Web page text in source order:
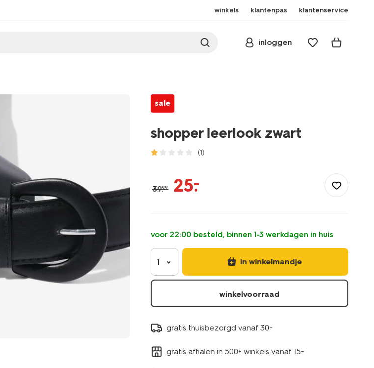
winkels klantenpas klantenservice
inloggen
sale
shopper leerlook zwart
(1)
zwart-
39.99 25.
–
voor 22:00 besteld, binnen 1-3 werkdagen in huis
1 in winkelmandje
winkelvoorraad
gratis thuisbezorgd vanaf 30.-
gratis afhalen in 500+ winkels vanaf 15.-